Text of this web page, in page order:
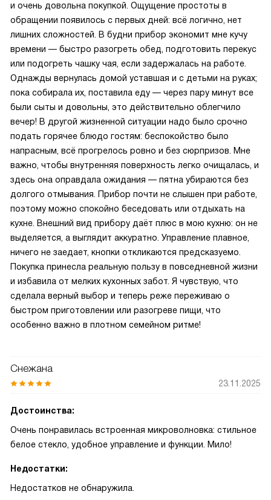
и очень довольна покупкой. Ощущение простоты в
обращении появилось с первых дней: всё логично, нет
лишних сложностей. В будни прибор экономит мне кучу
времени — быстро разогреть обед, подготовить перекус
или подогреть чашку чая, если задержалась на работе.
Однажды вернулась домой уставшая и с детьми на руках;
пока собирала их, поставила еду — через пару минут все
были сыты и довольны, это действительно облегчило
вечер! В другой жизненной ситуации надо было срочно
подать горячее блюдо гостям: беспокойство было
напрасным, всё прогрелось ровно и без сюрпризов. Мне
важно, чтобы внутренняя поверхность легко очищалась, и
здесь она оправдала ожидания — пятна убираются без
долгого отмывания. Прибор почти не слышен при работе,
поэтому можно спокойно беседовать или отдыхать на
кухне. Внешний вид прибору даёт плюс в мою кухню: он не
выделяется, а выглядит аккуратно. Управление плавное,
ничего не заедает, кнопки откликаются предсказуемо.
Покупка принесла реальную пользу в повседневной жизни
и избавила от мелких кухонных забот. Я чувствую, что
сделала верный выбор и теперь реже переживаю о
быстром приготовлении или разогреве пищи, что
особенно важно в плотном семейном ритме!
Снежана
23.11.2025
Достоинства:
Очень понравилась встроенная микроволновка: стильное
белое стекло, удобное управление и функции. Мило!
Недостатки:
Недостатков не обнаружила.